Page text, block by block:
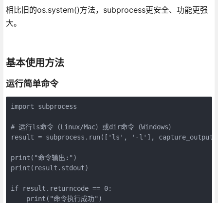
相比旧的os.system()方法，subprocess更安全、功能更强
大。
基本使用方法
运行简单命令
import subprocess
# 运行ls命令（Linux/Mac）或dir命令（Windows）
result = subprocess.run(['ls', '-l'],
print("命令输出:")
print(result.stdout)
if result.returncode == 0:
    print("命令执行成功")